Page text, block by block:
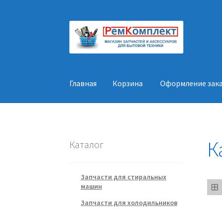
Перейти
навигации
Перейти
содержимому
Главная Корзина Оформление
Каталог
Запчасти для стиральных
машин
Запчасти для холодильников